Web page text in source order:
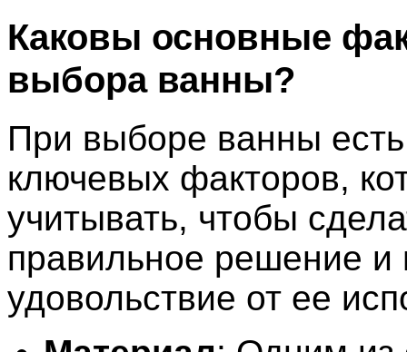
Каковы основные
выбора ванны?
При выборе ванны есть
ключевых факторов,
учитывать, чтобы
правильное решение и
удовольствие от ее